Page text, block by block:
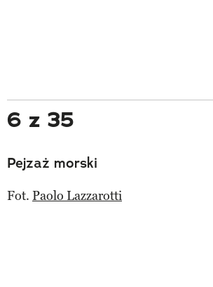
6 z 35
Pejzaż morski
Fot. Paolo Lazzarotti